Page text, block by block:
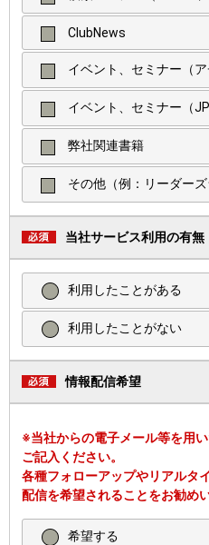
ClubNews
イベント、セミナー（ア
イベント、セミナー（
弊社関連書籍
その他（例：リーダー
当社サービス利用の有無
利用したことがある
利用したことがない
情報配信希望
※当社からの電子メール等を用
ご記入ください。
各種フォローアップやリアルタ
配信を希望されることをお勧め
希望する